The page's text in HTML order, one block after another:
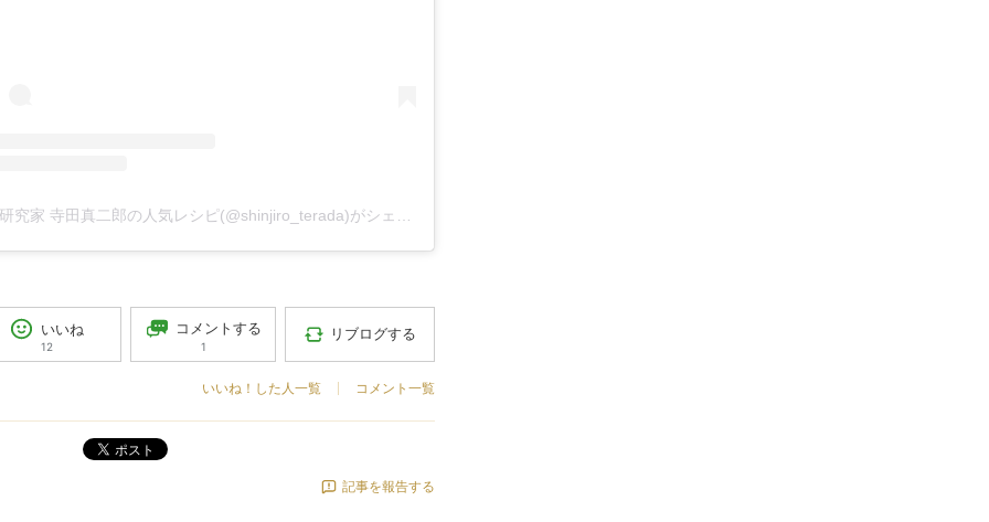
いいね
12
コメントする
1
リブログする
いいね！した人一覧 コメント一覧
ポスト
記事を報告する